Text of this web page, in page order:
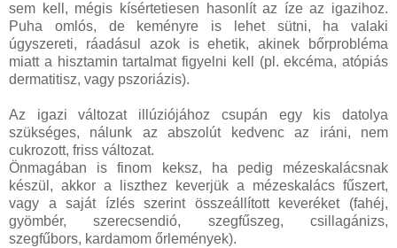
sem kell, mégis kísértetiesen hasonlít az íze az igazihoz.
Puha omlós, de keményre is lehet sütni, ha valaki
úgyszereti, ráadásul azok is ehetik, akinek bőrprobléma
miatt a hisztamin tartalmat figyelni kell (pl. ekcéma, atópiás
dermatitisz, vagy pszoriázis).
Az igazi változat illúziójához csupán egy kis datolya
szükséges, nálunk az abszolút kedvenc az iráni, nem
cukrozott, friss változat.
Önmagában is finom keksz, ha pedig mézeskalácsnak
készül, akkor a liszthez keverjük a mézeskalács fűszert,
vagy a saját ízlés szerint összeállított keveréket (fahéj,
gyömbér, szerecsendió, szegfűszeg, csillagánizs,
szegfűbors, kardamom őrlemények).